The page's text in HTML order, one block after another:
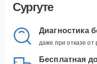
Сургуте
Диагностика
даже при отказе от
Бесплатная